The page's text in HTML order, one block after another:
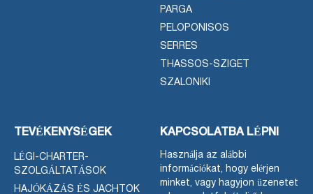
PARGA
PELOPONISOS
SERRES
THASSOS-SZIGET
SZALONIKI
TEVÉKENYSÉGEK
LÉGI-CHARTER-
SZOLGÁLTATÁSOK
HAJÓKÁZÁS ÉS JACHTOK
KAPCSOLATBA LÉPNI
Használja az alábbi
információkat, hogy elérjen
minket, vagy hagyjon üzenetet